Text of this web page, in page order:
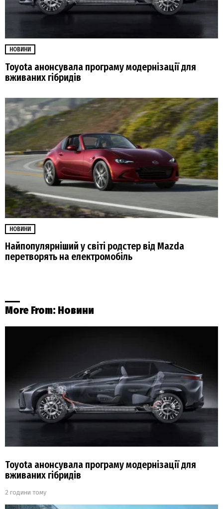
НОВИНИ
Toyota анонсувала програму модернізації для
вживаних гібридів
НОВИНИ
Найпопулярніший у світі родстер від Mazda
перетворять на електромобіль
More From: Новини
Toyota анонсувала програму модернізації для
вживаних гібридів
2 години тому